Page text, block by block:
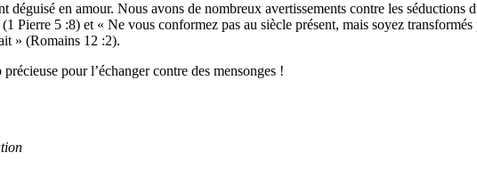
déguisé en amour. Nous avons de nombreux avertissements contre les
Pierre 5 :8) et « Ne vous conformez pas au siècle présent, mais soyez
» (Romains 12 :2).
pour l’échanger contre des mensonges !